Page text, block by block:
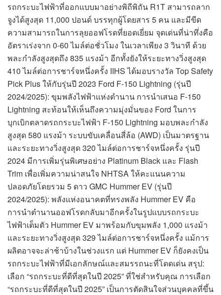
รถกระบะไฟฟ้าที่ออกแบบมาอย่างพิถีพิถัน R1T สามารถลาก
จูงได้สูงสุด 11,000 ปอนด์ บรรทุกผู้โดยสาร 5 คน และมีขีด
ความสามารถในการลุยออฟโรดที่ยอดเยี่ยม จุดเด่นที่น่าทึ่งคือ
อัตราเร่งจาก 0-60 ไมล์ต่อชั่วโมง ในเวลาเพียง 3 วินาที ด้วย
พละกำลังสูงสุดถึง 835 แรงม้า อีกทั้งยังให้ระยะทางวิ่งสูงสุด
410 ไมล์ต่อการชาร์จหนึ่งครั้ง IIHS ได้มอบรางวัล Top Safety
Pick Plus ให้กับรุ่นปี 2023 Ford F-150 Lightning (รุ่นปี
2024/2025): ขุมพลังไฟฟ้าแห่งตำนาน การนำเสนอ F-150
Lightning สะท้อนให้เห็นถึงความมุ่งมั่นของ Ford ในการ
บุกเบิกตลาดรถกระบะไฟฟ้า F-150 Lightning มอบพละกำลัง
สูงสุด 580 แรงม้า ระบบขับเคลื่อนสี่ล้อ (AWD) เป็นมาตรฐาน
และระยะทางวิ่งสูงสุด 320 ไมล์ต่อการชาร์จหนึ่งครั้ง รุ่นปี
2024 มีการเพิ่มรุ่นพิเศษอย่าง Platinum Black และ Flash
Trim เพื่อเพิ่มความน่าสนใจ NHTSA ให้คะแนนความ
ปลอดภัยโดยรวม 5 ดาว GMC Hummer EV (รุ่นปี
2024/2025): พลังแห่งอนาคตที่ทรงพลัง Hummer EV คือ
การนำตำนานออฟโรดกลับมาอีกครั้งในรูปแบบรถกระบะ
ไฟฟ้าเต็มตัว Hummer EV มาพร้อมกับขุมพลัง 1,000 แรงม้า
และระยะทางวิ่งสูงสุด 329 ไมล์ต่อการชาร์จหนึ่งครั้ง แม้การ
ผลิตอาจจะล่าช้าบ้างในช่วงแรก แต่ Hummer EV ก็ยังคงเป็น
รถกระบะไฟฟ้าที่มีเอกลักษณ์และสมรรถนะที่โดดเด่น สรุป:
เลือก “รถกระบะที่ดีที่สุดในปี 2025” ที่ใช่สำหรับคุณ การเลือก
“รถกระบะที่ดีที่สุดในปี 2025” เป็นการตัดสินใจส่วนบุคคลที่ขึ้น